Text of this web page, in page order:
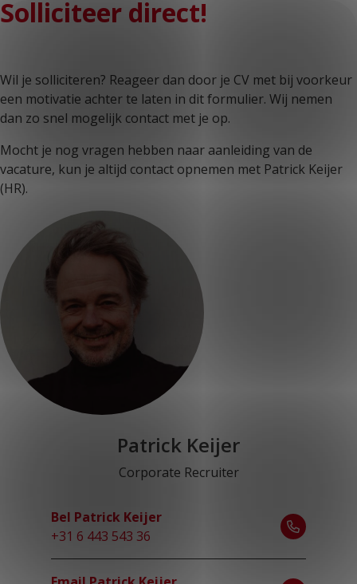
Solliciteer direct!
Wil je solliciteren? Reageer dan door je CV met bij voorkeur
een motivatie achter te laten in dit formulier. Wij nemen
dan zo snel mogelijk contact met je op.
Mocht je nog vragen hebben naar aanleiding van de
vacature, kun je altijd contact opnemen met Patrick Keijer
(HR).
Patrick Keijer
Corporate Recruiter
Bel Patrick Keijer
+31 6 443 543 36